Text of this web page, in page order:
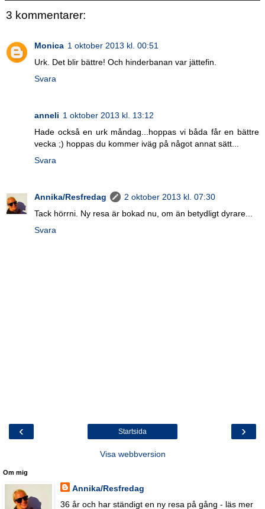
3 kommentarer:
Monica 1 oktober 2013 kl. 00:51
Urk. Det blir bättre! Och hinderbanan var jättefin.
Svara
anneli 1 oktober 2013 kl. 13:12
Hade också en urk måndag...hoppas vi båda får en bättre
vecka ;) hoppas du kommer iväg på något annat sätt...
Svara
Annika/Resfredag
2 oktober 2013 kl. 07:30
Tack hörrni. Ny resa är bokad nu, om än betydligt dyrare...
Svara
‹ ›
Startsida
Visa webbversion
Om mig
Annika/Resfredag
36 år och har ständigt en ny resa på gång - läs mer